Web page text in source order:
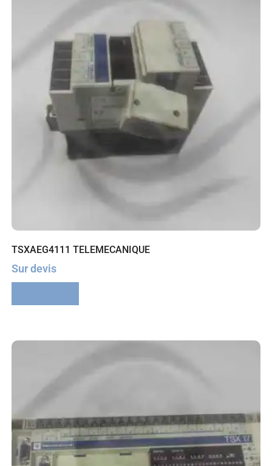
TSXAEG4111 TELEMECANIQUE
Sur devis